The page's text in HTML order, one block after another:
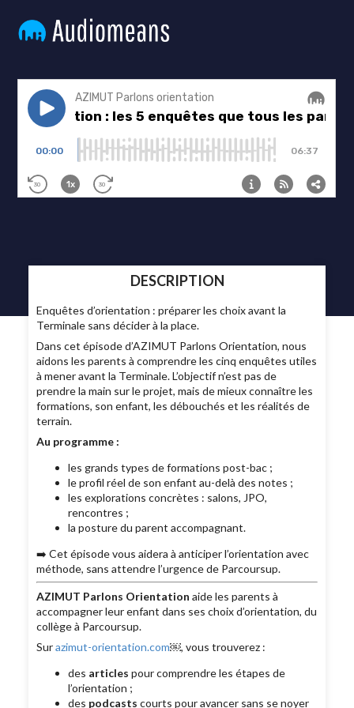
DESCRIPTION
Enquêtes d’orientation : préparer les choix avant la
Terminale sans décider à la place.
Dans cet épisode d’AZIMUT Parlons Orientation, nous
aidons les parents à comprendre les cinq enquêtes utiles
à mener avant la Terminale. L’objectif n’est pas de
prendre la main sur le projet, mais de mieux connaître les
formations, son enfant, les débouchés et les réalités de
terrain.
Au programme :
les grands types de formations post-bac ;
le profil réel de son enfant au-delà des notes ;
les explorations concrètes : salons, JPO,
rencontres ;
la posture du parent accompagnant.
➡️ Cet épisode vous aidera à anticiper l’orientation avec
méthode, sans attendre l’urgence de Parcoursup.
AZIMUT Parlons Orientation aide les parents à
accompagner leur enfant dans ses choix d’orientation, du
collège à Parcoursup.
Surazimut-orientation.com￼, vous trouverez :
des articles pour comprendre les étapes de
l’orientation ;
des podcasts courts pour avancer sans se noyer